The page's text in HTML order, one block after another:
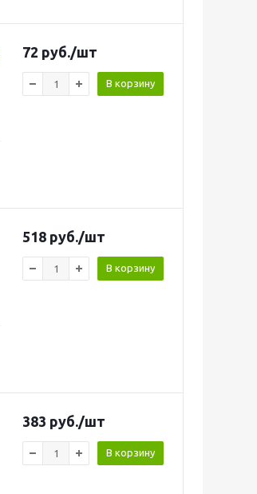
72 руб./шт
В корзину
518 руб./шт
В корзину
383 руб./шт
В корзину